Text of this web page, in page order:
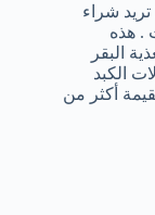
تريد شراء
. هذه
البقر
الكبد
أكثر من